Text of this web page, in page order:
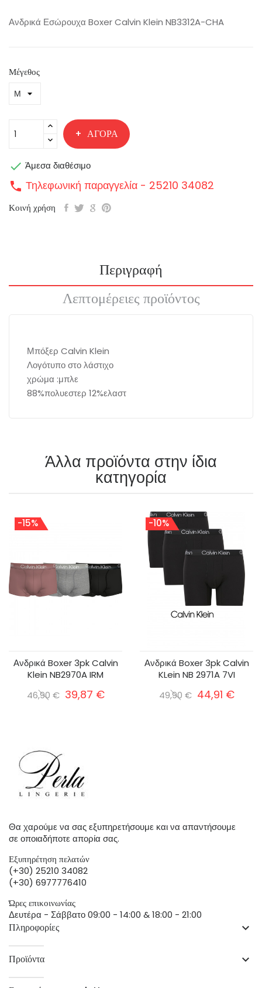
Ανδρικά Εσώρουχα Boxer Calvin Klein NB3312A-CHA
Μέγεθος
ΑΓΟΡΆ
 Άμεσα διαθέσιμο
call Τηλεφωνική παραγγελία - 25210 34082
Κοινή χρήση
Περιγραφή
Λεπτομέρειες προϊόντος
Μπόξερ Calvin Klein
Λογότυπο στο λάστιχο
χρώμα :μπλε
88%πολυεστερ 12%ελαστ
Άλλα προϊόντα στην ίδια
κατηγορία
-15%
Ανδρικά Boxer 3pk Calvin
Klein NB2970A IRM
46,90 € 39,87 €
-10%
Ανδρικά Boxer 3pk Calvin
KLein NB 2971A 7VI
49,90 € 44,91 €
Θα χαρούμε να σας εξυπηρετήσουμε και να απαντήσουμε
σε οποιαδήποτε απορία σας.
Εξυπηρέτηση πελατών
(+30) 25210 34082
(+30) 6977776410
Ώρες επικοινωνίας
Δευτέρα - Σάββατο 09:00 - 14:00 & 18:00 - 21:00
Πληροφορίες keyboard_arrow_down
Προϊόντα keyboard_arrow_down